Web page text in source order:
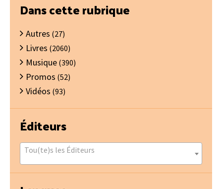
Barre
latérale
principale
Dans cette rubrique
Autres (27)
Livres (2060)
Musique (390)
Promos (52)
Vidéos (93)
Éditeurs
Tou(te)s les Éditeurs